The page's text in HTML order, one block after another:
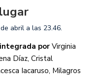
abril a las 23.46.
por Virginia
Díaz, Cristal
Iacaruso, Milagros